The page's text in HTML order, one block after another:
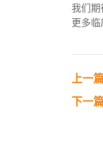
我们
更多临
上一
下一